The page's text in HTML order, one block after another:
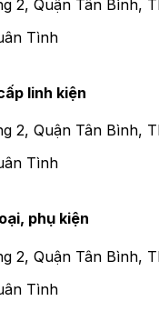
2, Quận Tân Bình,
Tình
linh kiện
2, Quận Tân Bình,
Tình
phụ kiện
2, Quận Tân Bình,
Tình